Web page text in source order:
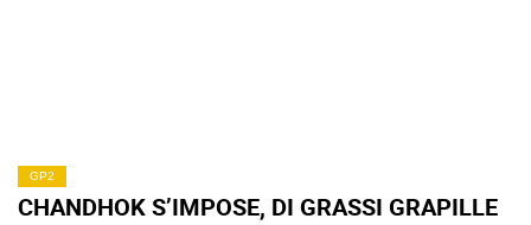
GP2
CHANDHOK S’IMPOSE, DI GRASSI GRAPILLE